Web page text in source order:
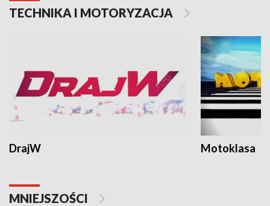
TECHNIKA I MOTORYZACJA
DrajW Motoklasa
MNIEJSZOŚCI